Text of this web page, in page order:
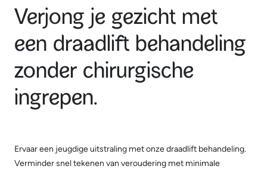
Verjong je gezicht met
een draadlift behandeling
zonder chirurgische
ingrepen.
Ervaar een jeugdige uitstraling met onze draadlift behandeling.
Verminder snel tekenen van veroudering met minimale